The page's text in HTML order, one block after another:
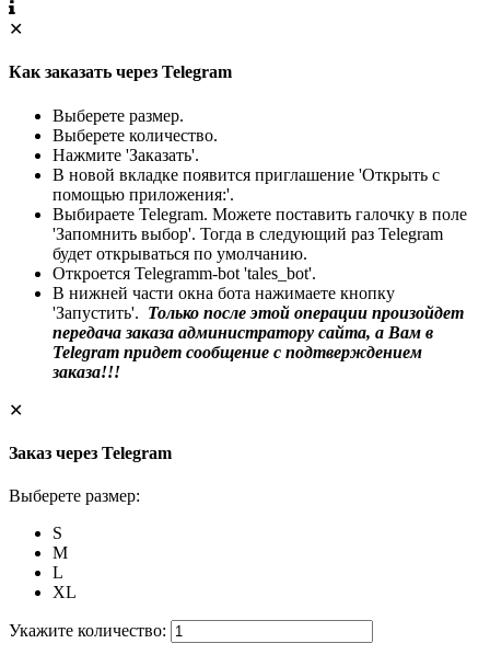
✕
Как заказать через Telegram
Выберете размер.
Выберете количество.
Нажмите 'Заказать'.
В новой вкладке появится приглашение 'Открыть с
помощью приложения:'.
Выбираете Telegram. Можете поставить галочку в поле
'Запомнить выбор'. Тогда в следующий раз Telegram
будет открываться по умолчанию.
Откроется Telegramm-bot 'tales_bot'.
В нижней части окна бота нажимаете кнопку
'Запустить'. Только после этой операции произойдет
передача заказа администратору сайта, а Вам в
Telegram придет сообщение с подтверждением
заказа!!!
✕
Заказ через Telegram
Выберете размер:
S
M
L
XL
Укажите количество: